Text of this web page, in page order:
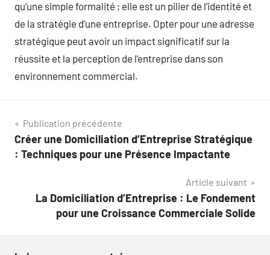
qu’une simple formalité ; elle est un pilier de l’identité et
de la stratégie d’une entreprise. Opter pour une adresse
stratégique peut avoir un impact significatif sur la
réussite et la perception de l’entreprise dans son
environnement commercial.
Navigation
de
Publication précédente
Créer une Domiciliation d’Entreprise Stratégique
: Techniques pour une Présence Impactante
Article suivant
La Domiciliation d’Entreprise : Le Fondement
pour une Croissance Commerciale Solide